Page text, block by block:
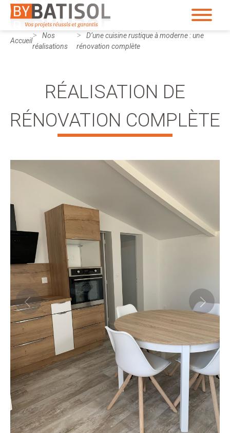
Accueil
Nos
réalisations
D’une cuisine rustique à moderne : une
rénovation complète
RÉALISATION DE
RÉNOVATION COMPLÈTE